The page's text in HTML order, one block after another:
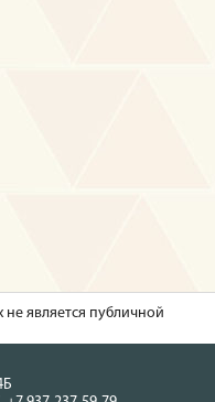
является публичной